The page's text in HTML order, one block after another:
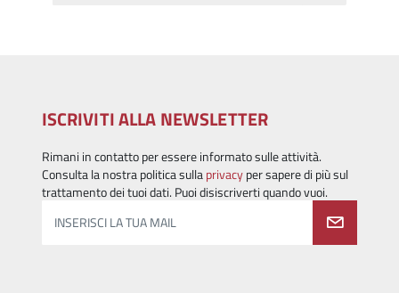
ISCRIVITI ALLA NEWSLETTER
Rimani in contatto per essere informato sulle attività.
Consulta la nostra politica sullaprivacyper sapere di più sul
trattamento dei tuoi dati. Puoi disiscriverti quando vuoi.
INSERISCI LA TUA MAIL